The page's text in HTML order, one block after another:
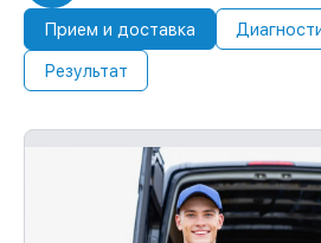
Прием и доставка
Результат